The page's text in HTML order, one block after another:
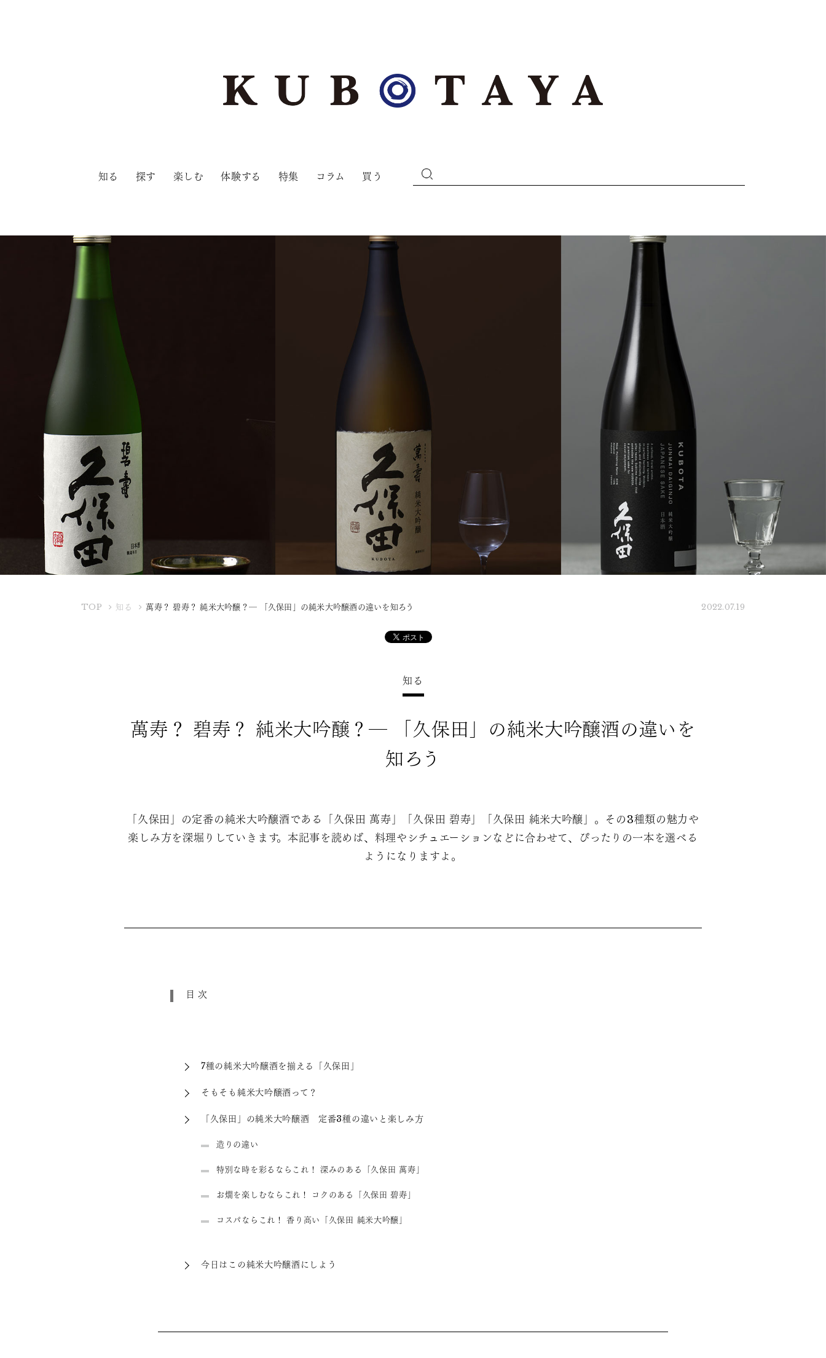
知る 探す 楽しむ 体験する 特集 コラム 買う
TOPK
知る 萬寿？ 碧寿？ 純米大吟醸？― 「久保田」の純米大吟醸酒の違いを知ろう 2022.07.19
知る
萬寿？ 碧寿？ 純米大吟醸？― 「久保田」の純米大吟醸酒の違いを
知ろう
「久保田」の定番の純米大吟醸酒である「久保田 萬寿」「久保田 碧寿」「久保田 純米大吟醸」。その3種類の魅力や
楽しみ方を深堀りしていきます。本記事を読めば、料理やシチュエーションなどに合わせて、ぴったりの一本を選べる
ようになりますよ。
目次
7種の純米大吟醸酒を揃える「久保田」
そもそも純米大吟醸酒って？
「久保田」の純米大吟醸酒 定番3種の違いと楽しみ方
造りの違い
特別な時を彩るならこれ！ 深みのある「久保田 萬寿」
お燗を楽しむならこれ！ コクのある「久保田 碧寿」
コスパならこれ！ 香り高い「久保田 純米大吟醸」
今日はこの純米大吟醸酒にしよう